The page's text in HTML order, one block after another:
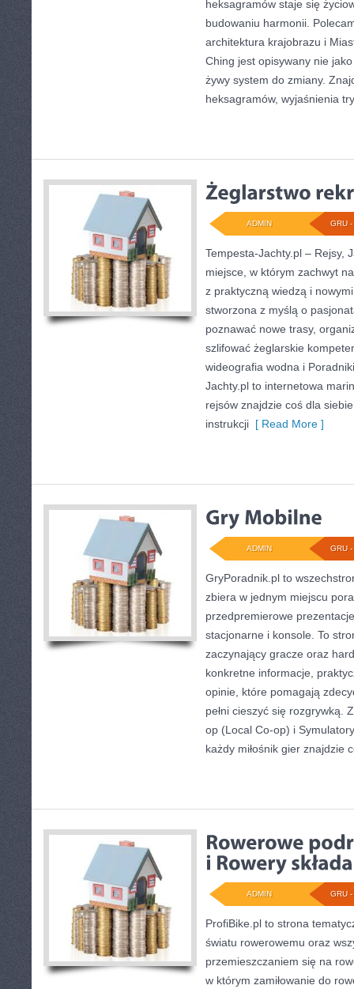
heksagramów staje się
budowaniu harmonii.
architektura krajobrazu i
Ching jest opisywany nie
żywy system do zmiany.
heksagramów, wyjaśnienia
GRU
ADMIN
Tempesta-Jachty.pl – Rejsy,
miejsce, w którym zachwyt
z praktyczną wiedzą i
stworzona z myślą o
poznawać nowe trasy,
szlifować żeglarskie
wideografia wodna i
Jachty.pl to internetowa
rejsów znajdzie coś dla
instrukcji [ Read More ]
GRU
ADMIN
GryPoradnik.pl to
zbiera w jednym miejscu
przedpremierowe
stacjonarne i konsole. To
zaczynający gracze oraz
konkretne informacje,
opinie, które pomagają
pełni cieszyć się rozgrywką.
op (Local Co-op) i
każdy miłośnik gier znajdzie
GRU
ADMIN
ProfiBike.pl to strona
światu rowerowemu oraz
przemieszczaniem się na
w którym zamiłowanie do